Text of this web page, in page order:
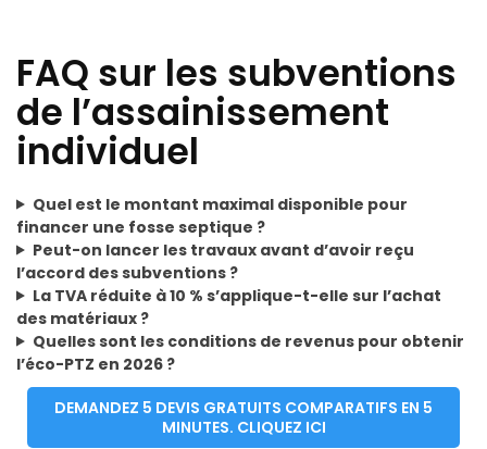
FAQ sur les subventions
de l’assainissement
individuel
Quel est le montant maximal disponible pour
financer une fosse septique ?
Peut-on lancer les travaux avant d’avoir reçu
l’accord des subventions ?
La TVA réduite à 10 % s’applique-t-elle sur l’achat
des matériaux ?
Quelles sont les conditions de revenus pour obtenir
l’éco-PTZ en 2026 ?
DEMANDEZ 5 DEVIS GRATUITS COMPARATIFS EN 5
MINUTES. CLIQUEZ ICI